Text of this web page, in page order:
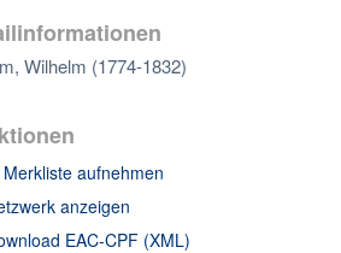
Wilhelm (1774-1832)
Merkliste aufnehmen
anzeigen
EAC-CPF (XML)